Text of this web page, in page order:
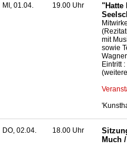
MI, 01.04. 19.00 Uhr
"Hatte
mit
sowie
Eintritt
DO, 02.04. 18.00 Uhr
Much